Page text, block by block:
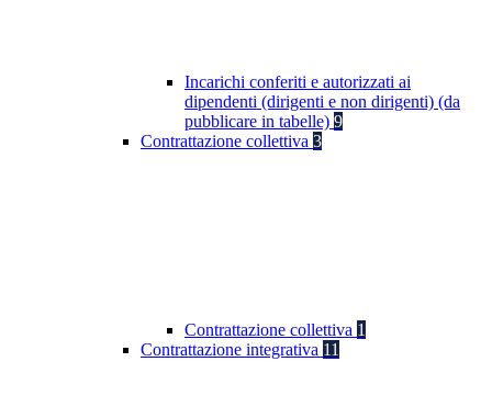
Incarichi conferiti e autorizzati ai
dipendenti (dirigenti e non dirigenti) (da
pubblicare in tabelle) 9
Contrattazione collettiva 3
Contrattazione collettiva 1
Contrattazione integrativa 11